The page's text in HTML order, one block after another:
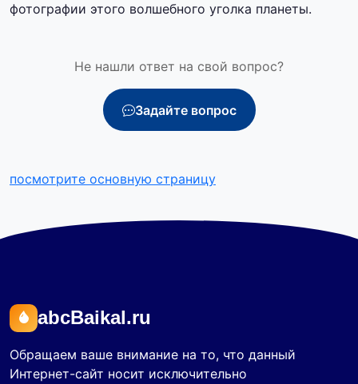
фотографии этого волшебного уголка планеты.
Не нашли ответ на свой вопрос?
Задайте вопрос
посмотрите основную страницу
abcBaikal.ru
Обращаем ваше внимание на то, что данный
Интернет-сайт носит исключительно